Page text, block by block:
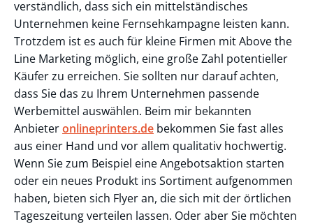
verständlich, dass sich ein mittelständisches
Unternehmen keine Fernsehkampagne leisten kann.
Trotzdem ist es auch für kleine Firmen mit Above the
Line Marketing möglich, eine große Zahl potentieller
Käufer zu erreichen. Sie sollten nur darauf achten,
dass Sie das zu Ihrem Unternehmen passende
Werbemittel auswählen. Beim mir bekannten
Anbieteronlineprinters.de bekommen Sie fast alles
aus einer Hand und vor allem qualitativ hochwertig.
Wenn Sie zum Beispiel eine Angebotsaktion starten
oder ein neues Produkt ins Sortiment aufgenommen
haben, bieten sich Flyer an, die sich mit der örtlichen
Tageszeitung verteilen lassen. Oder aber Sie möchten